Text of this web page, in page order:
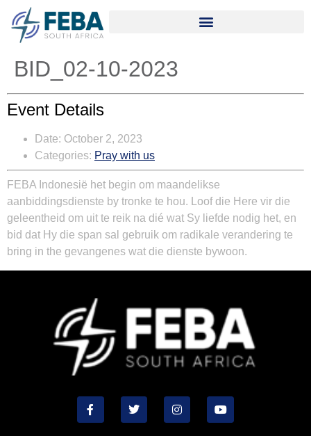
BID_02-10-2023
Event Details
Date: October 2, 2023
Categories: Pray with us
FEBA Indonesië het begin om maandelikse
aanbiddingsdienste by tronke te hou. Loof die Here vir die
geleentheid om uit te reik na dié wat Sy liefde nodig het, en
bid dat Hy die span sal gebruik om radikale verandering te
bring in the gevangenes wat die dienste bywoon.